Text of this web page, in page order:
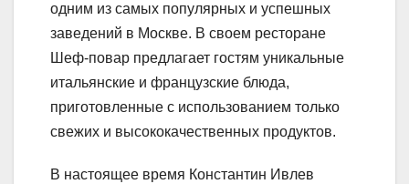
одним из самых популярных и успешных
заведений в Москве. В своем ресторане
Шеф-повар предлагает гостям уникальные
итальянские и французские блюда,
приготовленные с использованием только
свежих и высококачественных продуктов.
В настоящее время Константин Ивлев